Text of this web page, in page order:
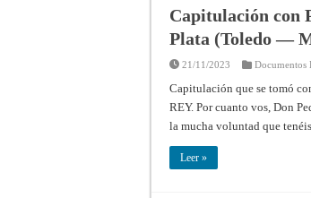
Capitulación con
Plata (Toledo —
21/11/2023 Documentos
Capitulación que se tomó
REY. Por cuanto vos, Don
la mucha voluntad que
Leer »